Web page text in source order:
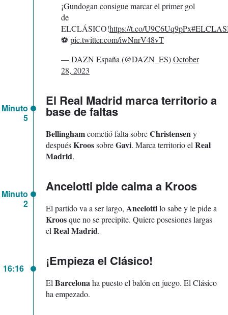
¡Gundogan consigue marcar el primer gol
de
ELCLÁSICO!https://t.co/U9C6Uq9pPx
⚽ pic.twitter.com/iwNnrV48vT
— DAZN España (@DAZN_ES)October
28, 2023
Minuto
5
El Real Madrid marca territorio a
base de faltas
Bellinghamcometió falta sobreChristenseny
despuésKroossobreGavi. Marca territorio el Real
Madrid.
Minuto
2
Ancelotti pide calma a Kroos
El partido va a ser largo, Ancelottilo sabe y le pide a
Kroosque no se precipite. Quiere posesiones largas
el Real Madrid.
16:16 ¡Empieza el Clásico!
El Barcelonaha puesto el balón en juego. El Clásico
ha empezado.